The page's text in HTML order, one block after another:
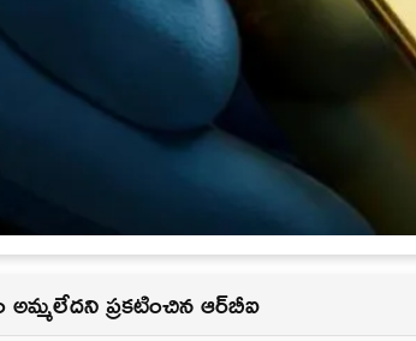
ప్రకటించిన ఆర్‌బీఐ